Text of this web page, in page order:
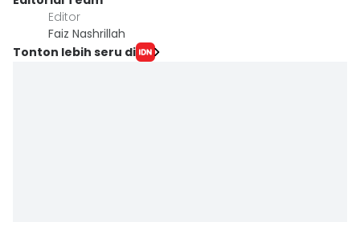
Editor
Faiz Nashrillah
Tonton lebih seru di